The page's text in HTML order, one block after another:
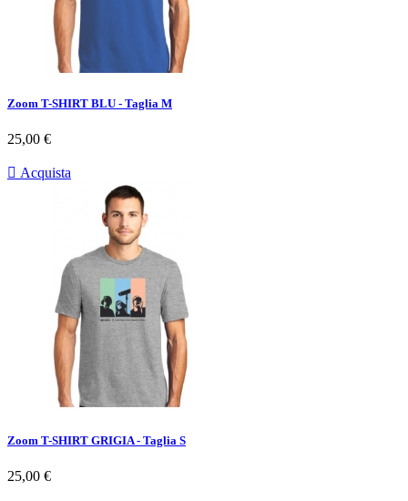
Zoom T-SHIRT BLU - Taglia M
Prezzo
25,00 €
 Acquista
Zoom T-SHIRT GRIGIA - Taglia S
Prezzo
25,00 €